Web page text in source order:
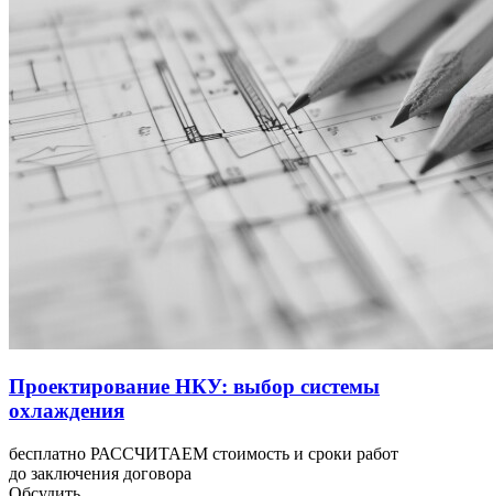
Проектирование НКУ: выбор системы
охлаждения
бесплатно РАССЧИТАЕМ стоимость и сроки работ
до заключения договора